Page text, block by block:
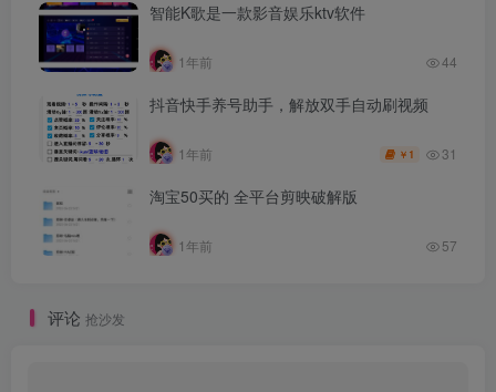
智能K歌是一款影音娱乐ktv软件
1年前 44
抖音快手养号助手，解放双手自动刷视频
1年前 ￥ 1 31
淘宝50买的 全平台剪映破解版
1年前 57
评论 抢沙发